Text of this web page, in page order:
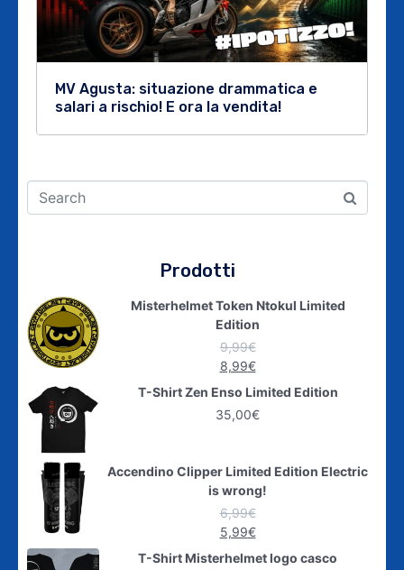
MV Agusta: situazione drammatica e
salari a rischio! E ora la vendita!
Prodotti
Misterhelmet Token Ntokul Limited
Edition
9,99€
8,99€
T-Shirt Zen Enso Limited Edition
35,00€
Accendino Clipper Limited Edition Electric
is wrong!
6,99€
5,99€
T-Shirt Misterhelmet logo casco